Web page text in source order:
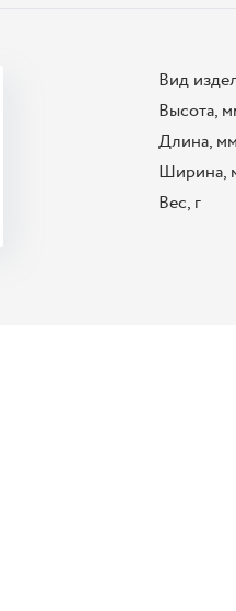
Вид
Высота,
Длина, мм
Ширина,
Вес, г